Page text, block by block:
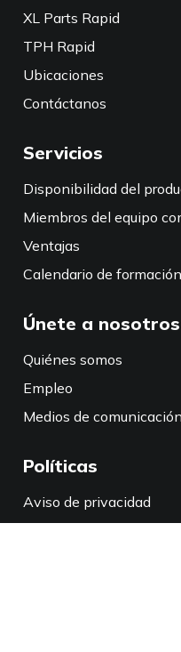
XL Parts Rapid
TPH Rapid
Ubicaciones
Contáctanos
Servicios
Disponibilidad del
Miembros del equipo
Ventajas
Calendario de formación
Únete a nosotros
Quiénes somos
Empleo
Medios de comunicación
Políticas
Aviso de privacidad